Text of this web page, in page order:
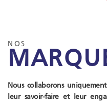
NOS
Nous collaborons
leur savoir-faire et leur